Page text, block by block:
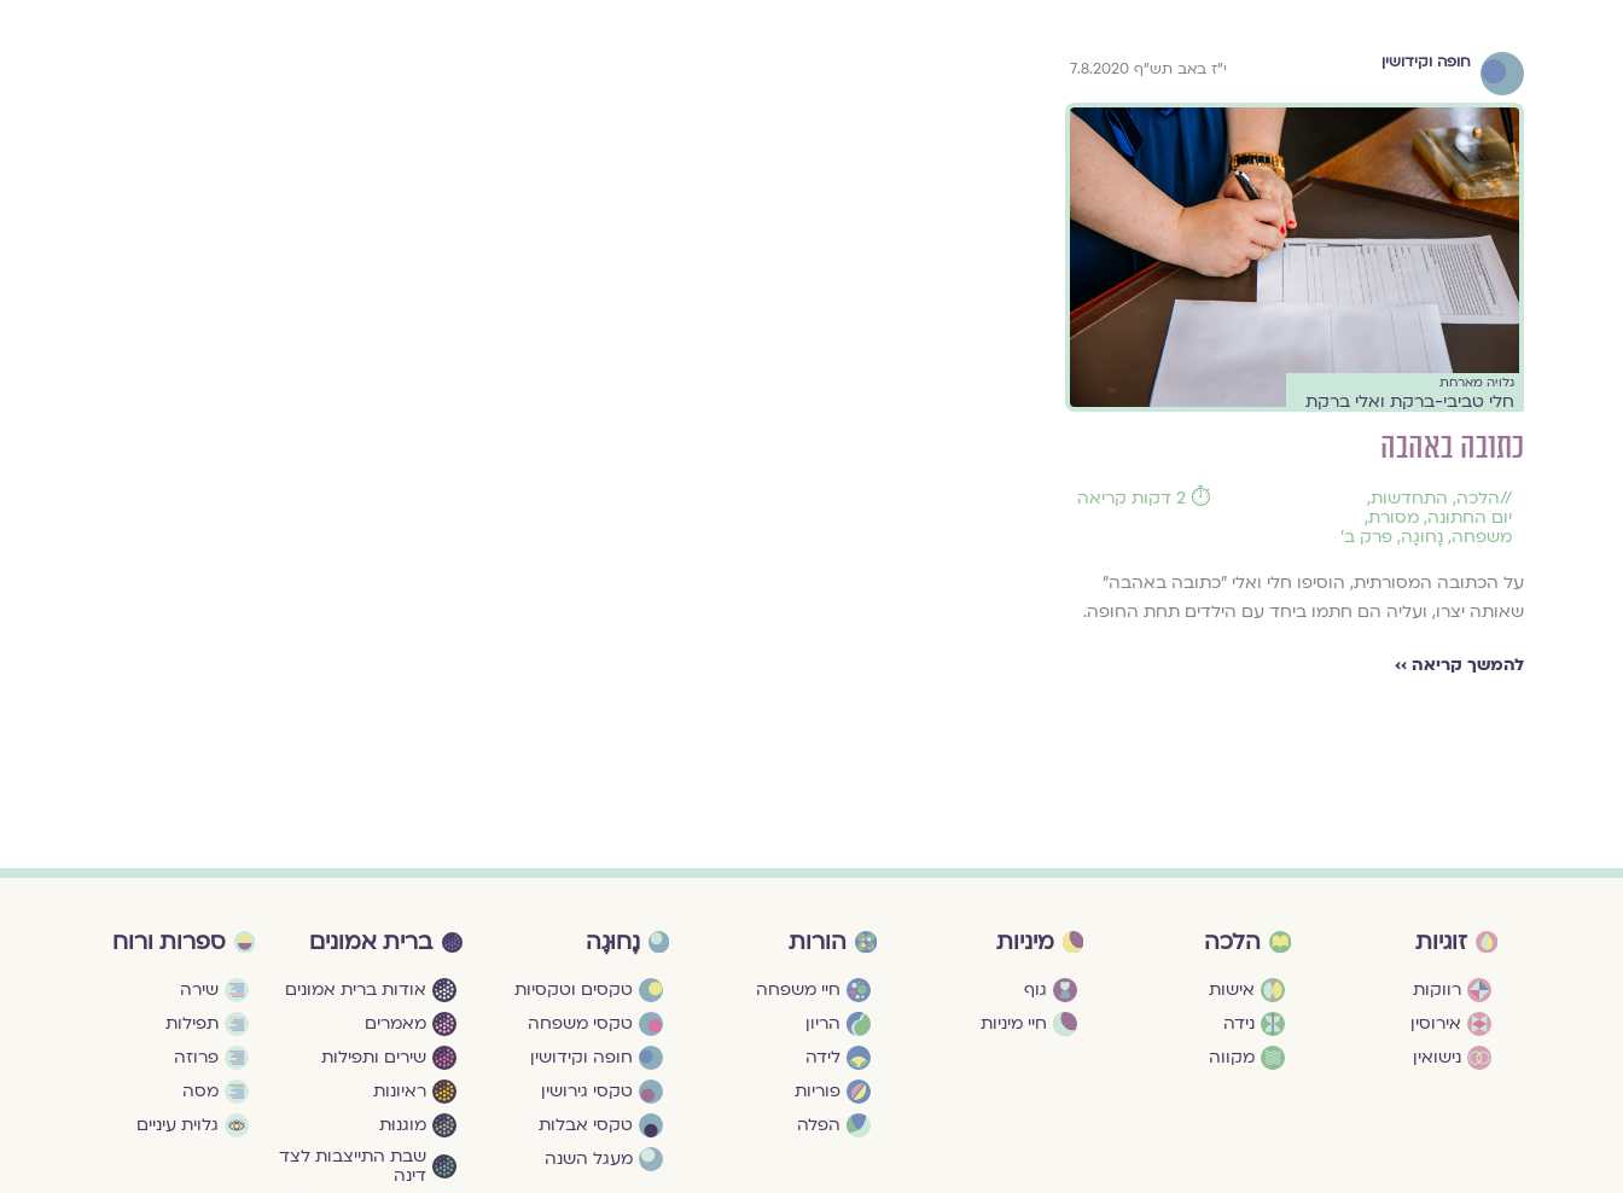
חופה וקידושין י"ז באב תש"ף 7.8.2020
גלויה מארחת
חלי טביבי-ברקת ואלי ברקת
כתובה באהבה
//הלכה, התחדשות,
יום החתונה, מסורת,
משפחה, נָחוּגָה, פרק ב'
⏱️ 2 דקות קריאה
על הכתובה המסורתית, הוסיפו חלי ואלי "כתובה באהבה"
שאותה יצרו, ועליה הם חתמו ביחד עם הילדים תחת החופה.
להמשך קריאה ››
זוגיות
רווקות
אירוסין
נישואין
הלכה
אישות
נידה
מקווה
מיניות
גוף
חיי מיניות
הורות
חיי משפחה
הריון
לידה
פוריות
הפלה
נָחוּגָה
טקסים וטקסיות
טקסי משפחה
חופה וקידושין
טקסי גירושין
טקסי אבלות
מעגל השנה
ברית אמונים
אודות ברית אמונים
מאמרים
שירים ותפילות
ראיונות
מוגנוּת
שבת התייצבות לצד
דינה
ספרות ורוח
שירה
תפילות
פרוזה
מסה
גלוית עיניים